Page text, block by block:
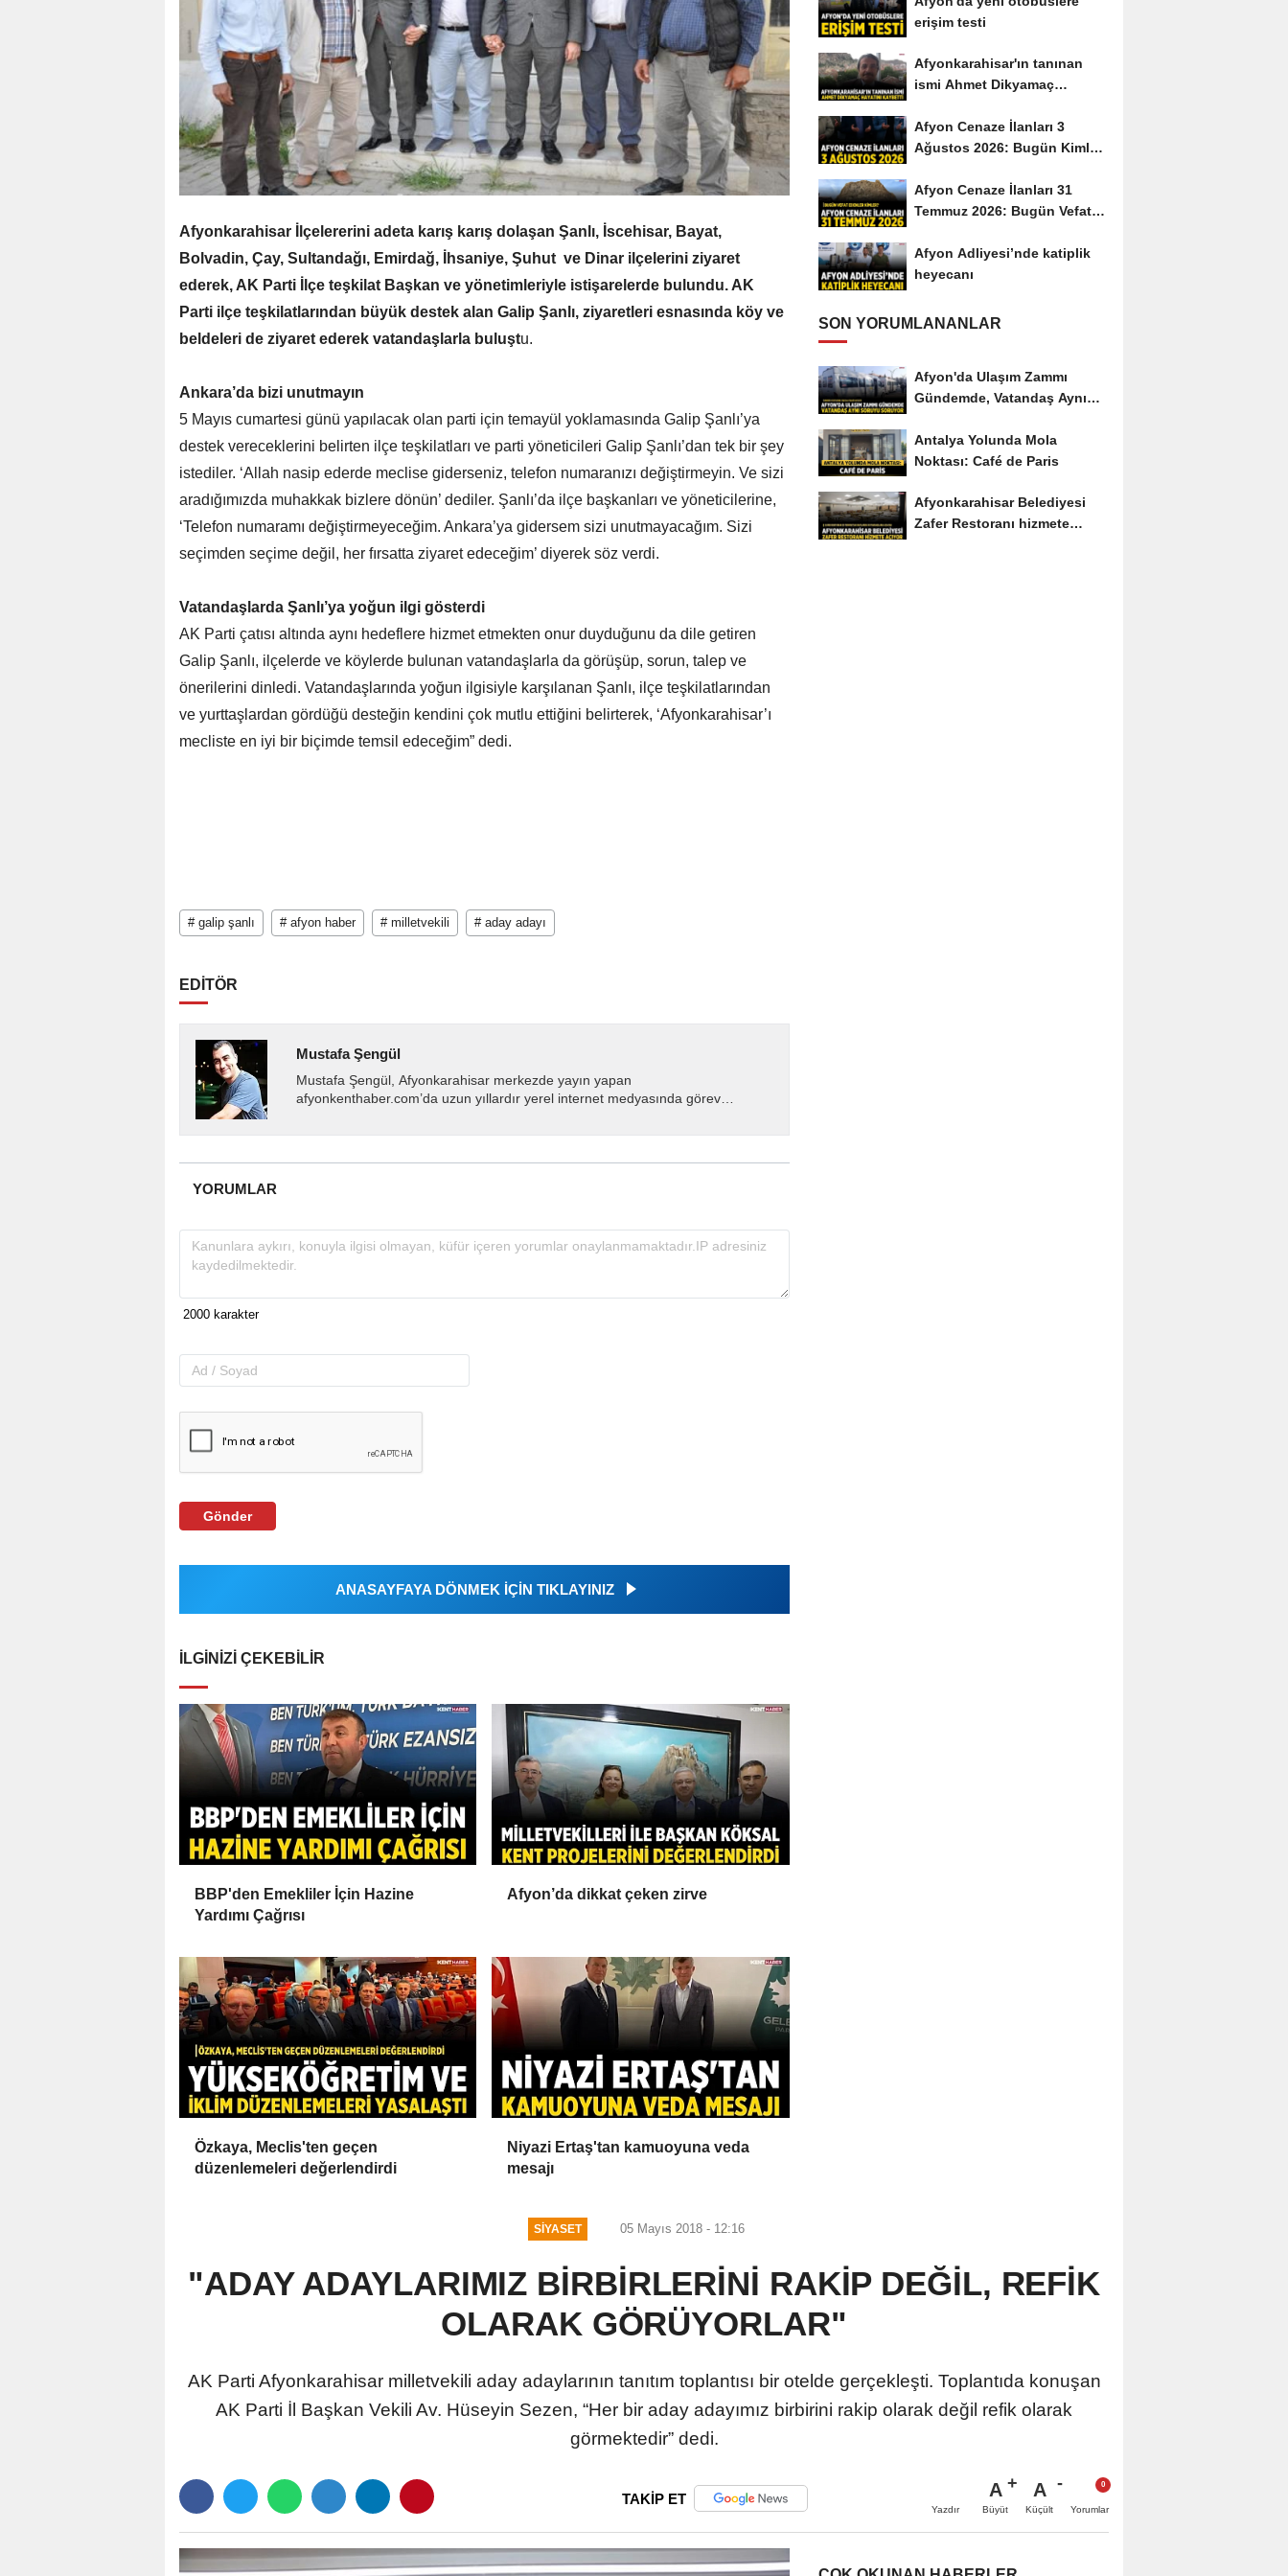
Afyonkarahisar İlçelererini adeta karış karış dolaşan Şanlı, İscehisar, Bayat,
Bolvadin, Çay, Sultandağı, Emirdağ, İhsaniye, Şuhut ve Dinar ilçelerini ziyaret
ederek, AK Parti İlçe teşkilat Başkan ve yönetimleriyle istişarelerde bulundu. AK
Parti ilçe teşkilatlarından büyük destek alan Galip Şanlı, ziyaretleri esnasında köy ve
beldeleri de ziyaret ederek vatandaşlarla buluştu.
Ankara’da bizi unutmayın
5 Mayıs cumartesi günü yapılacak olan parti için temayül yoklamasında Galip Şanlı’ya
destek vereceklerini belirten ilçe teşkilatları ve parti yöneticileri Galip Şanlı’dan tek bir şey
istediler. ‘Allah nasip ederde meclise giderseniz, telefon numaranızı değiştirmeyin. Ve sizi
aradığımızda muhakkak bizlere dönün’ dediler. Şanlı’da ilçe başkanları ve yöneticilerine,
‘Telefon numaramı değiştirmeyeceğim. Ankara’ya gidersem sizi unutmayacağım. Sizi
seçimden seçime değil, her fırsatta ziyaret edeceğim’ diyerek söz verdi.
Vatandaşlarda Şanlı’ya yoğun ilgi gösterdi
AK Parti çatısı altında aynı hedeflere hizmet etmekten onur duyduğunu da dile getiren
Galip Şanlı, ilçelerde ve köylerde bulunan vatandaşlarla da görüşüp, sorun, talep ve
önerilerini dinledi. Vatandaşlarında yoğun ilgisiyle karşılanan Şanlı, ilçe teşkilatlarından
ve yurttaşlardan gördüğü desteğin kendini çok mutlu ettiğini belirterek, ‘Afyonkarahisar’ı
mecliste en iyi bir biçimde temsil edeceğim” dedi.
# galip şanlı # afyon haber # milletvekili # aday adayı
EDİTÖR
Mustafa Şengül
Mustafa Şengül, Afyonkarahisar merkezde yayın yapan
afyonkenthaber.com’da uzun yıllardır yerel internet medyasında görev
YORUMLAR
Gönder
ANASAYFAYA DÖNMEK İÇİN TIKLAYINIZ
İLGINIZI ÇEKEBILIR
BBP'den Emekliler İçin Hazine
Yardımı Çağrısı
Afyon’da dikkat çeken zirve
Özkaya, Meclis'ten geçen
düzenlemeleri değerlendirdi
Niyazi Ertaş'tan kamuoyuna veda
mesajı
erişim testi
Afyonkarahisar'ın tanınan
ismi Ahmet Dikyamaç
Afyon Cenaze İlanları 3
Ağustos 2026: Bugün Kimler
Afyon Cenaze İlanları 31
Temmuz 2026: Bugün Vefat
Afyon Adliyesi’nde katiplik
heyecanı
SON YORUMLANANLAR
Afyon'da Ulaşım Zammı
Gündemde, Vatandaş Aynı
Antalya Yolunda Mola
Noktası: Café de Paris
Afyonkarahisar Belediyesi
Zafer Restoranı hizmete
SIYASET 05 Mayıs 2018 - 12:16
"ADAY ADAYLARIMIZ BİRBİRLERİNİ RAKİP DEĞİL, REFİK
OLARAK GÖRÜYORLAR"
AK Parti Afyonkarahisar milletvekili aday adaylarının tanıtım toplantısı bir otelde gerçekleşti. Toplantıda konuşan
AK Parti İl Başkan Vekili Av. Hüseyin Sezen, “Her bir aday adayımız birbirini rakip olarak değil refik olarak
görmektedir” dedi.
TAKİP ET
Yazdır
A
Büyüt
A
Küçült Yorumlar